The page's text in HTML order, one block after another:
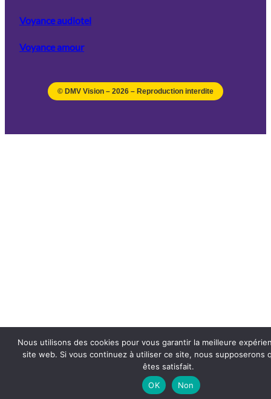
Voyance audiotel
Voyance amour
© DMV Vision – 2026 – Reproduction interdite
Nous utilisons des cookies pour vous garantir la meilleure
site web. Si vous continuez à utiliser ce site, nous supposerons
êtes satisfait.
OK
Non